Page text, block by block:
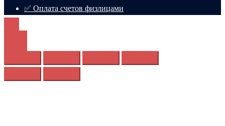
✅ Оплата счетов физлицами